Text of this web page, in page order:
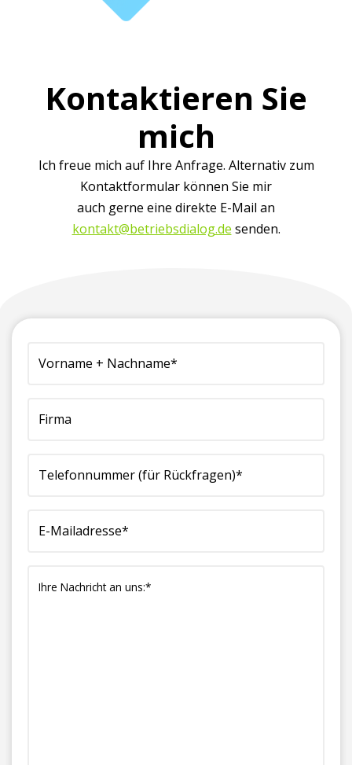
Kontaktieren Sie
mich
Ich freue mich auf Ihre Anfrage. Alternativ zum
Kontaktformular können Sie mir
auch gerne eine direkte E-Mail an
kontakt@betriebsdialog.de senden.
Vorname
Nachname*
Firma
Telefonnummer
Rückfragen)*
E-
(erforderlich)
Ihre
(erforderlich)
(erforderlich)